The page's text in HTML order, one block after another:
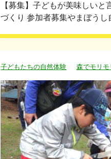
【募集】子どもが美味しいと
づくり 参加者募集やまぼうし
子どもたちの自然体験 森でモリモ